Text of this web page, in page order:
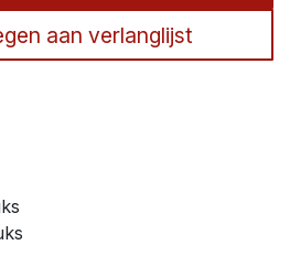
aan verlanglijst